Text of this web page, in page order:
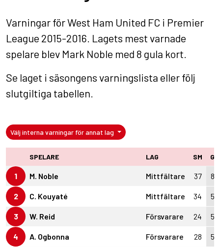
Varningar för West Ham United FC i Premier
League 2015-2016. Lagets mest varnade
spelare blev Mark Noble med 8 gula kort.
Se laget i säsongens varningslista eller följ
slutgiltiga tabellen
Välj interna varningar för annat lag
SPELARE LAG SM G
1 M. Noble Mittfältare 37 8
2 C. Kouyaté Mittfältare 34 5
3 W. Reid Försvarare 24 5
4 A. Ogbonna Försvarare 28 5